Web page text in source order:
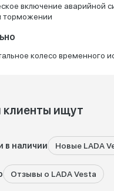
включение аварийной
торможении
колесо временного
ищут
в наличии Новые LADA
Отзывы о LADA Vesta